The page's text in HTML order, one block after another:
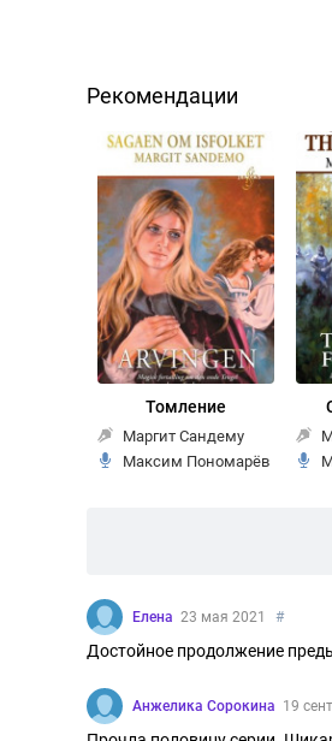
Рекомендации
Томление
Маргит Сандему
Максим Пономарёв
Елена 23 мая 2021 #
Достойное продолжение
Анжелика Сорокина 19